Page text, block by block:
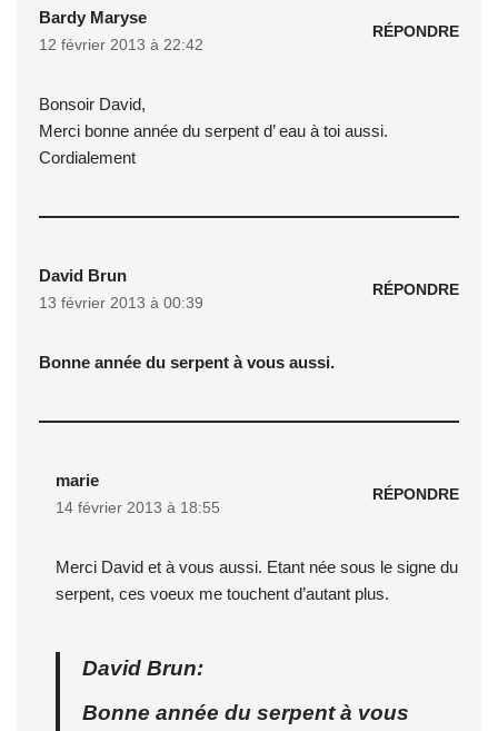
Bardy Maryse
12 février 2013 à 22:42
RÉPONDRE
Bonsoir David,
Merci bonne année du serpent d’ eau à toi aussi.
Cordialement
David Brun
13 février 2013 à 00:39
RÉPONDRE
Bonne année du serpent à vous aussi.
marie
14 février 2013 à 18:55
RÉPONDRE
Merci David et à vous aussi. Etant née sous le signe du
serpent, ces voeux me touchent d’autant plus.
David Brun:
Bonne année du serpent à vous